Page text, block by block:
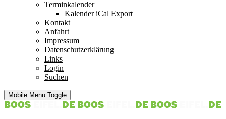
Terminkalender
Kalender iCal Export
Kontakt
Anfahrt
Impressum
Datenschutzerklärung
Links
Login
Suchen
Mobile Menu Toggle